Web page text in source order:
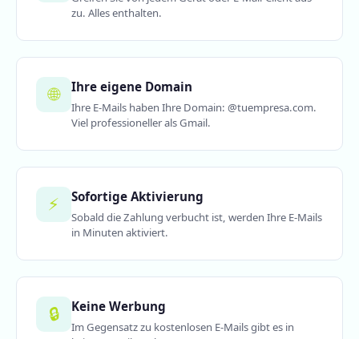
zu. Alles enthalten.
🌐 Ihre eigene Domain
Ihre E-Mails haben Ihre Domain: @tuempresa.com.
Viel professioneller als Gmail.
⚡ Sofortige Aktivierung
Sobald die Zahlung verbucht ist, werden Ihre E-Mails
in Minuten aktiviert.
🔒 Keine Werbung
Im Gegensatz zu kostenlosen E-Mails gibt es in